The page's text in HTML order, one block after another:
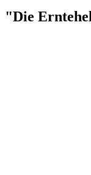
"Die